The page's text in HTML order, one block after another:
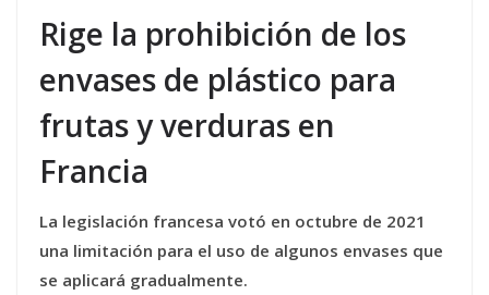
Rige la prohibición de los
envases de plástico para
frutas y verduras en
Francia
La legislación francesa votó en octubre de 2021
una limitación para el uso de algunos envases que
se aplicará gradualmente.